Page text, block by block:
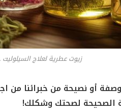
زيوت عطرية لعلاج
أو نصيحة من خبرائنا من
الصحيحة لصحتك وشكلك!